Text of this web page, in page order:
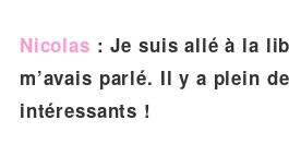
Nicolas : Je suis allé à la
m’avais parlé. Il y a plein
intéressants !